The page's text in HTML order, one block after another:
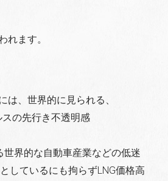
れます。
は、世界的に見られる、
の先行き不透明感
世界的な自動車産業などの低迷
しているにも拘らずLNG価格高